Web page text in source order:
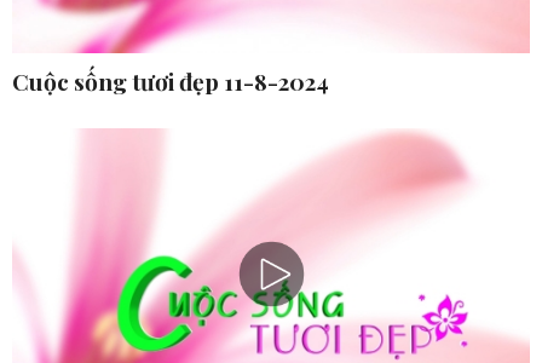
Cuộc sống tươi đẹp 11-8-2024